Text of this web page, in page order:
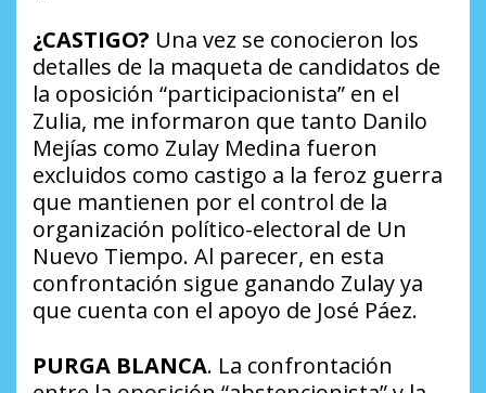
¿CASTIGO? Una vez se conocieron los
detalles de la maqueta de candidatos de
la oposición “participacionista” en el
Zulia, me informaron que tanto Danilo
Mejías como Zulay Medina fueron
excluidos como castigo a la feroz guerra
que mantienen por el control de la
organización político-electoral de Un
Nuevo Tiempo. Al parecer, en esta
confrontación sigue ganando Zulay ya
que cuenta con el apoyo de José Páez.
PURGA BLANCA. La confrontación